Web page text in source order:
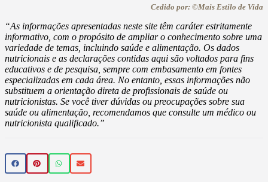
Cedido por: ©Mais Estilo de Vida
“As informações apresentadas neste site têm caráter estritamente
informativo, com o propósito de ampliar o conhecimento sobre uma
variedade de temas, incluindo saúde e alimentação. Os dados
nutricionais e as declarações contidas aqui são voltados para fins
educativos e de pesquisa, sempre com embasamento em fontes
especializadas em cada área. No entanto, essas informações não
substituem a orientação direta de profissionais de saúde ou
nutricionistas. Se você tiver dúvidas ou preocupações sobre sua
saúde ou alimentação, recomendamos que consulte um médico ou
nutricionista qualificado.”